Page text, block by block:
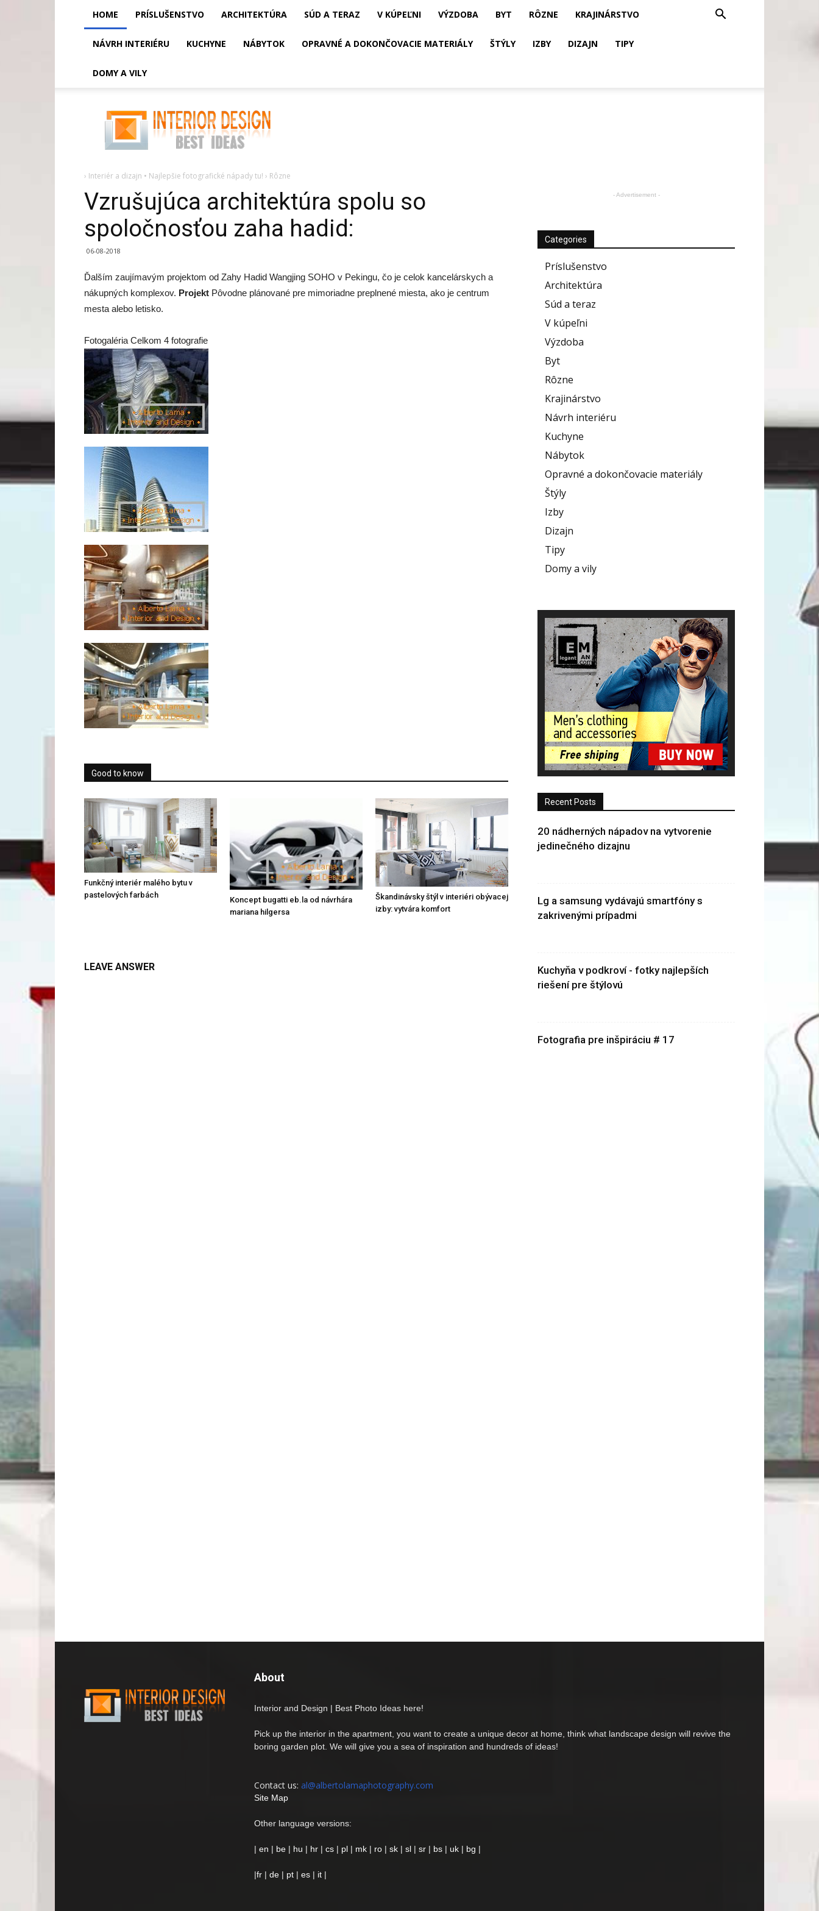
HOME PRÍSLUŠENSTVO ARCHITEKTÚRA SÚD A TERAZ V KÚPEĽNI VÝZDOBA BYT RÔZNE KRAJINÁRSTVO
NÁVRH INTERIÉRU KUCHYNE NÁBYTOK OPRAVNÉ A DOKONČOVACIE MATERIÁLY ŠTÝLY IZBY DIZAJN TIPY
DOMY A VILY
architektúra
spolu
so
spoločnosťou
zaha
› Interiér a dizajn • Najlepšie fotografické nápady tu! › Rôzne
Vzrušujúca architektúra spolu so
spoločnosťou zaha hadid:
06-08-2018
Ďalším zaujímavým projektom od Zahy Hadid Wangjing SOHO v Pekingu, čo je celok kancelárskych a
nákupných komplexov. Projekt Pôvodne plánované pre mimoriadne preplnené miesta, ako je centrum
mesta alebo letisko.
Fotogaléria Celkom 4 fotografie
Good to know
Funkčný interiér malého bytu v
pastelových farbách
Koncept bugatti eb.la od návrhára
mariana hilgersa
Škandinávsky štýl v interiéri obývacej
izby: vytvára komfort
LEAVE ANSWER
- Advertisement -
Categories
Príslušenstvo
Architektúra
Súd a teraz
V kúpeľni
Výzdoba
Byt
Rôzne
Krajinárstvo
Návrh interiéru
Kuchyne
Nábytok
Opravné a dokončovacie materiály
Štýly
Izby
Dizajn
Tipy
Domy a vily
Recent Posts
20 nádherných nápadov na vytvorenie
jedinečného dizajnu
Lg a samsung vydávajú smartfóny s
zakrivenými prípadmi
Kuchyňa v podkroví - fotky najlepších
riešení pre štýlovú
Fotografia pre inšpiráciu # 17
About
Interior and Design | Best Photo Ideas here!
Pick up the interior in the apartment, you want to create a unique decor at home, think what landscape design will revive the
boring garden plot. We will give you a sea of inspiration and hundreds of ideas!
Contact us: al@albertolamaphotography.com
Site Map
Other language versions:
| en | be | hu | hr | cs | pl | mk | ro | sk | sl | sr | bs | uk | bg |
|fr | de | pt | es | it |